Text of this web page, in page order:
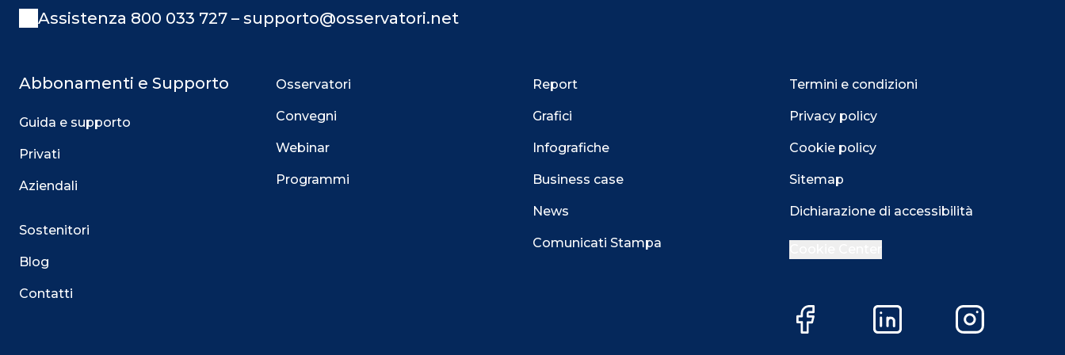
Assistenza 800 033 727 – supporto@osservatori.net
Abbonamenti e Supporto
Guida e supporto
Privati
Aziendali
Sostenitori
Blog
Contatti
Osservatori
Convegni
Webinar
Programmi
Report
Grafici
Infografiche
Business case
News
Comunicati Stampa
Termini e condizioni
Privacy policy
Cookie policy
Sitemap
Dichiarazione di accessibilità
Facebook LinkedIn Instagram